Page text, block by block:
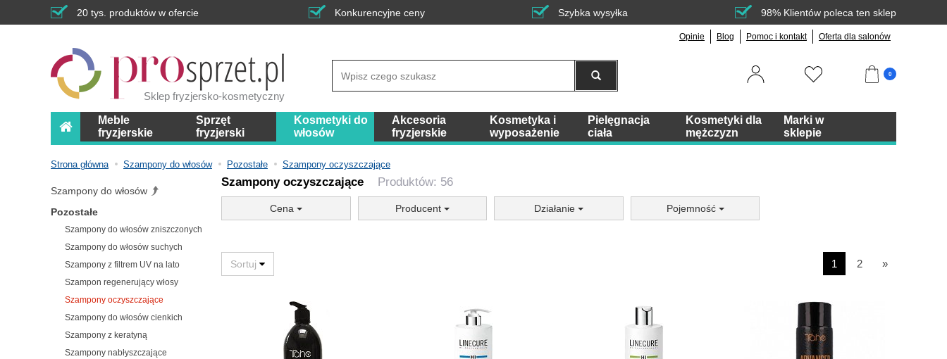
20 tys. produktów w ofercie Konkurencyjne ceny Szybka wysyłka 98% Klientów poleca ten sklep
Opinie Blog Pomoc i kontakt Oferta dla salonów
Sklep fryzjersko-kosmetyczny
0
Meble
fryzjerskie
Sprzęt
fryzjerski
Kosmetyki do
włosów
Akcesoria
fryzjerskie
Kosmetyka i
wyposażenie
Pielęgnacja
ciała
Kosmetyki dla
mężczyzn
Marki w
sklepie
Strona główna Szampony do włosów Pozostałe Szampony oczyszczające
Szampony oczyszczające Produktów: 56
Cena Producent Działanie Pojemność
1 2 »
Szampony do włosów
Pozostałe
Szampony do włosów zniszczonych
Szampony do włosów suchych
Szampony z filtrem UV na lato
Szampon regenerujący włosy
Szampony oczyszczające
Szampony do włosów cienkich
Szampony z keratyną
Szampony nabłyszczające